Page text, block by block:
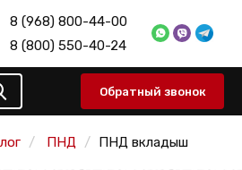
8 (968) 800-44-00
8 (800) 550-40-24
Обратный звонок
ПНД ПНД вкладыш